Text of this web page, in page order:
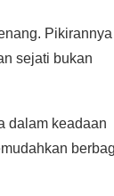
Pikirannya
sejati bukan